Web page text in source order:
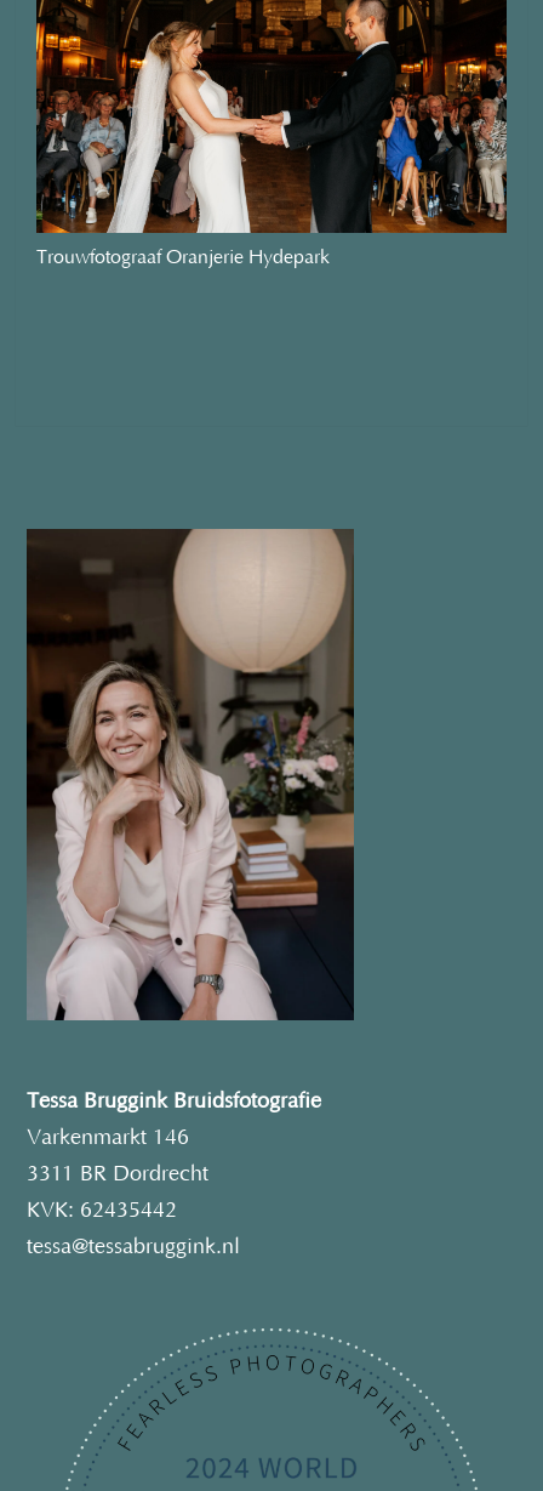
Trouwfotograaf Oranjerie Hydepark
Tessa Bruggink Bruidsfotografie
Varkenmarkt 146
3311 BR Dordrecht
KVK: 62435442
tessa@tessabruggink.nl